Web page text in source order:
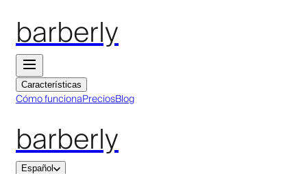
barberly
Características
Cómo funcionaPreciosBlog
barberly
Español